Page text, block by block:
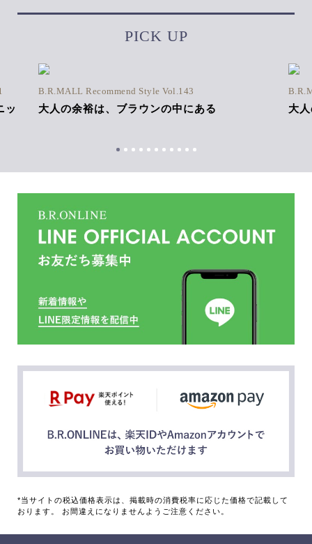
PICK UP
ッ
B.R.MALL Recommend Style Vol.143
大人の余裕は、ブラウンの中にある 大
*当サイトの税込価格表示は、掲載時の消費税率に応じた価格で記載して
おります。 お間違えになりませんようご注意ください。